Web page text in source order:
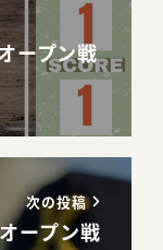
ープン戦
次の投稿
ープン戦